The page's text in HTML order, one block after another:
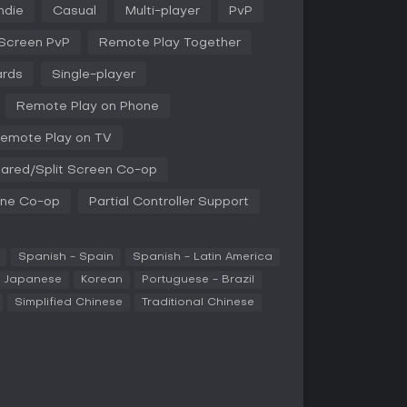
die Farbe um das Charakter-Icon von weiß
Dexterity, Defense und Speed, die Spieler
zwei Waffen und einzigartige Signature-
aufnehmen oder Waffen werfen können, um
schnellen Dashes, mehreren Sprüngen,
Punkte-Knockout gegeneinander, belohnt
Casual Multi-player PvP
PvP Remote Play Together
Single-player
Remote Play on Phone
Play on TV
Split Screen Co-op
Co-op Partial Controller Support
Spanish - Spain Spanish - Latin America
Japanese Korean Portuguese - Brazil
Simplified Chinese Traditional Chinese